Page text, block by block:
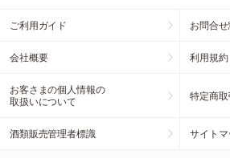
ご利用ガイド お問合せ
会社概要 利用規約
お客さまの個人情報の
取扱いについて
特定商
酒類販売管理者標識 サイト